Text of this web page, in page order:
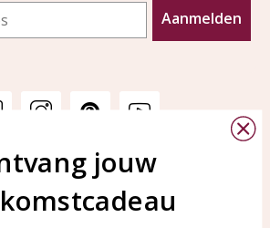
Aanmelden
KAYA Sieraden
Bellen of WhatsApp Ma-Vr
tussen 09:00-17:00
jouw